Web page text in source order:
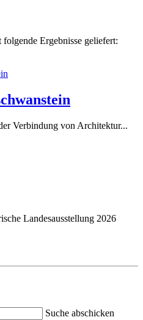
Ergebnisse geliefert:
Verbindung von Architektur...
Landesausstellung 2026
Suche abschicken